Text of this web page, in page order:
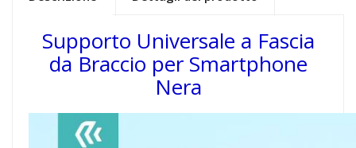
Supporto Universale a Fascia
da Braccio per Smartphone
Nera